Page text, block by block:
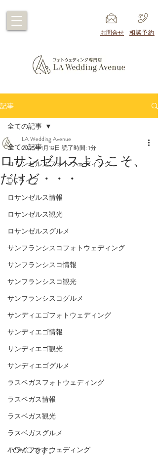
​お問合せ ​相談予約
記事
全ての記事
ロサンゼルスフォトウェディング
OCライフ
ロサンゼルス情報
ロサンゼルス観光
ロサンゼルスグルメ
サンフランシスコフォトウェディング
サンフランシスコ情報
サンフランシスコ観光
サンフランシスコグルメ
サンディエゴフォトウェディング
サンディエゴ情報
サンディエゴ観光
サンディエゴグルメ
ラスベガスフォトウェディング
ラスベガス情報
ラスベガス観光
ラスベガスグルメ
ハワイフォトウェディング
全ての記事
ロサンゼルスようこそ、
だけど・・・
LA Wedding Avenue
2025年1月18日 読了時間: 1分
TOMOです。